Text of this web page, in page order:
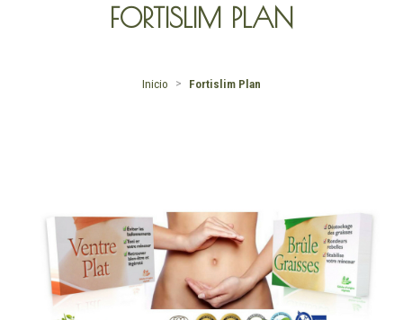
FORTISLIM PLAN
Inicio Fortislim Plan